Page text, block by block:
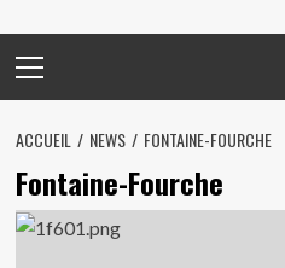
Menu
ACCUEIL NEWS FONTAINE-FOURCHE
Fontaine-Fourche